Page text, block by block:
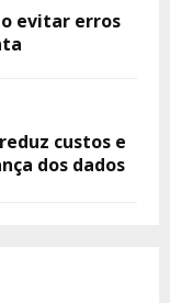
evitar erros
custos e
dos dados